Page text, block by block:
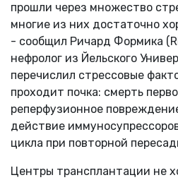
прошли через множество
многие из них достаточно
- сообщил Ричард Формика
нефролог из Йельского
перечислил стрессовые
проходит почка: смерть
реперфузионное
действие
цикла при повторной
Центры трансплантации не